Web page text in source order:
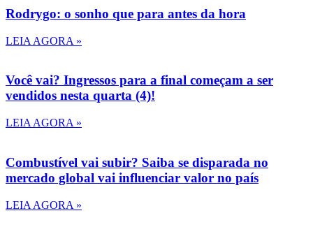
Rodrygo: o sonho que para antes da hora
LEIA AGORA »
Você vai? Ingressos para a final começam a ser
vendidos nesta quarta (4)!
LEIA AGORA »
Combustível vai subir? Saiba se disparada no
mercado global vai influenciar valor no país
LEIA AGORA »